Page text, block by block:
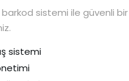
barkod sistemi ile güvenli bir
sistemi